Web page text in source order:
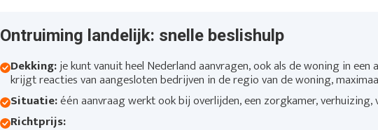
Ontruiming landelijk: snelle beslishulp
Dekking:je kunt vanuit heel Nederland aanvragen, ook als de woning in
krijgt reacties van aangesloten bedrijven in de regio van de woning,
Situatie:één aanvraag werkt ook bij overlijden, een zorgkamer,
Richtprijs: